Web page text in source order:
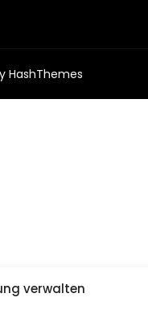
verwalten
HashThemes